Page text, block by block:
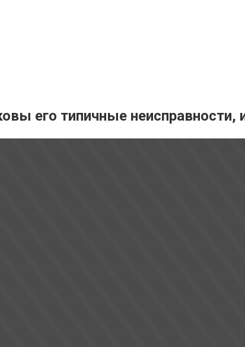
его типичные неисправности,